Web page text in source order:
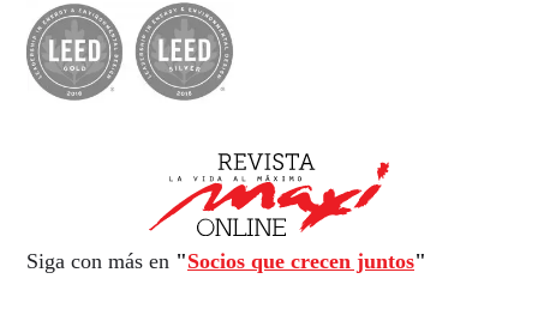
Siga con más en "Socios que crecen juntos"